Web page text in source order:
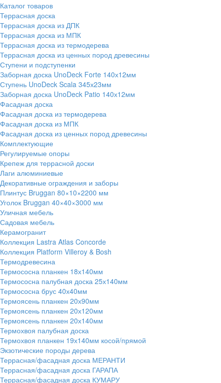
Каталог товаров
Террасная доска
Террасная доска из ДПК
Террасная доска из МПК
Террасная доска из термодерева
Террасная доска из ценных пород древесины
Ступени и подступенки
Заборная доска UnoDeck Forte 140х12мм
Ступень UnoDeck Scala 345х23мм
Заборная доска UnoDeck Patio 140х12мм
Фасадная доска
Фасадная доска из термодерева
Фасадная доска из МПК
Фасадная доска из ценных пород древесины
Комплектующие
Регулируемые опоры
Крепеж для террасной доски
Лаги алюминиевые
Декоративные ограждения и заборы
Плинтус Bruggan 80×10×2200 мм
Уголок Bruggan 40×40×3000 мм
Уличная мебель
Садовая мебель
Керамогранит
Коллекция Lastra Atlas Concorde
Коллекция Platform Villeroy & Bosh
Термодревесина
Термососна планкен 18х140мм
Термососна палубная доска 25х140мм
Термососна брус 40х40мм
Термоясень планкен 20х90мм
Термоясень планкен 20х120мм
Термоясень планкен 20х140мм
Термохвоя палубная доска
Термохвоя планкен 19х140мм косой/прямой
Экзотические породы дерева
Террасная/фасадная доска МЕРАНТИ
Террасная/фасадная доска ГАРАПА
Террасная/фасадная доска КУМАРУ